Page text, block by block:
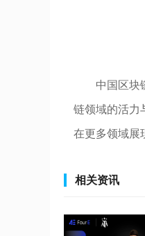
中国区块
链领域的活力
在更多领域展
相关资讯